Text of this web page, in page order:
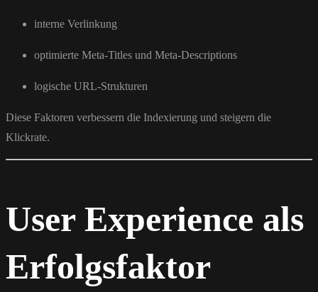
interne Verlinkung
optimierte Meta-Titles und Meta-Descriptions
logische URL-Strukturen
Diese Faktoren verbessern die Indexierung und steigern die
Klickrate.
User Experience als
Erfolgsfaktor